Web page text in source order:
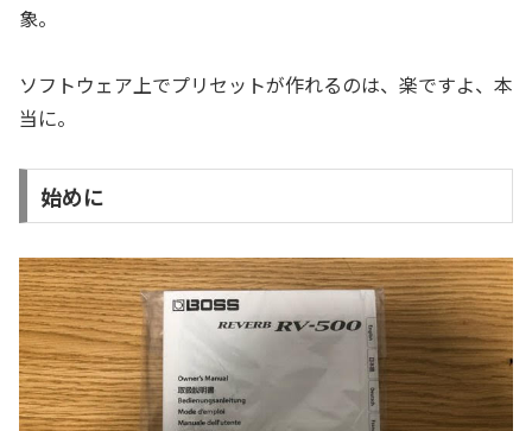
象。
ソフトウェア上でプリセットが作れるのは、楽ですよ、本
当に。
始めに